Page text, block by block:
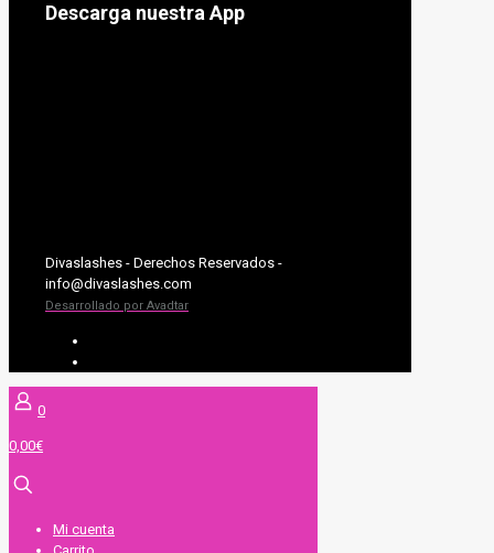
Descarga nuestra App
Divaslashes - Derechos Reservados -
info@divaslashes.com
Desarrollado por Avadtar
0
0,00€
Mi cuenta